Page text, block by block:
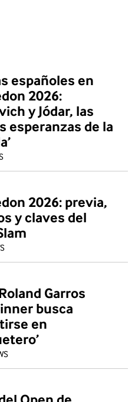
españoles en
2026:
y Jódar, las
esperanzas de la
2026: previa,
y claves del
Garros
busca
en